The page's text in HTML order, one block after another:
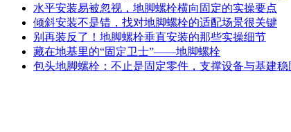
水平安装易被忽视，地脚螺栓横向固定的实操要点
倾斜安装不是错，找对地脚螺栓的适配场景很关键
别再装反了！地脚螺栓垂直安装的那些实操细节
藏在地基里的“固定卫士”——地脚螺栓
包头地脚螺栓：不止是固定零件，支撑设备与基建